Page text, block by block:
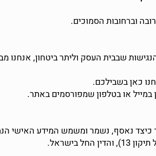
וברחובות הסמוכים.
הנגישות שבבית העסק וליתר ביטחון, אנחנו
כאן בשבילכם.
במייל או בטלפון שמפורסמים באתר.
כיצד נאסף, נשמר ומשמש המידע